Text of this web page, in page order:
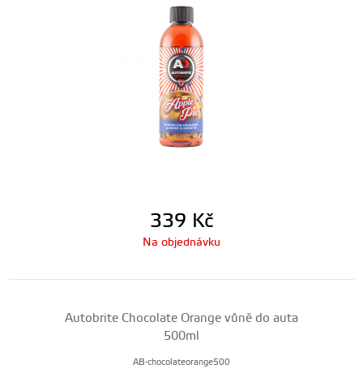
339 Kč
Na objednávku
Autobrite Chocolate Orange vůně do auta
500ml
AB-chocolateorange500